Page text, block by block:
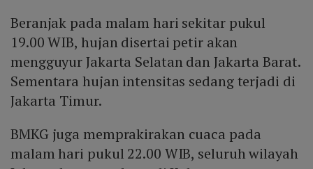
Beranjak pada malam hari sekitar pukul
19.00 WIB, hujan disertai petir akan
mengguyur Jakarta Selatan dan Jakarta Barat.
Sementara hujan intensitas sedang terjadi di
Jakarta Timur.
BMKG juga memprakirakan cuaca pada
malam hari pukul 22.00 WIB, seluruh wilayah